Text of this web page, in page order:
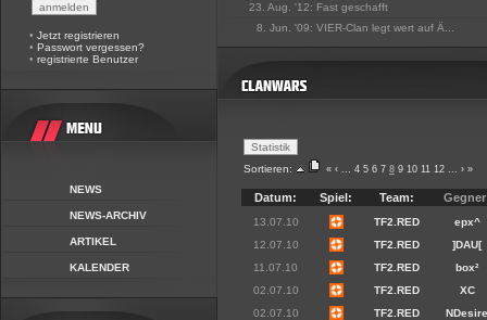
• Jetzt registrieren
• Passwort vergessen?
• registrierte Benutzer
NEWS
NEWS-ARCHIV
ARTIKEL
KALENDER
23. Aug. '12: Fast geschafft
8. Jun. '09: VIER-Clan legt wert auf Ä...
Sortieren: « ‹ ... 4 5 6 7 8 9 10 11 12 ... › »
Datum: Spiel: Team:
13.07.10 TF2.RED
epx^
12.07.10
TF2.RED
]DAU[
11.07.10
TF2.RED
box²
02.07.10
TF2.RED
XC
02.07.10
TF2.RED